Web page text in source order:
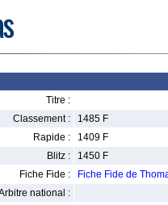
Titre :
Classement :
1485 F
Rapide :
1409 F
Blitz :
1450 F
Fiche Fide :
Fiche Fide de
national :